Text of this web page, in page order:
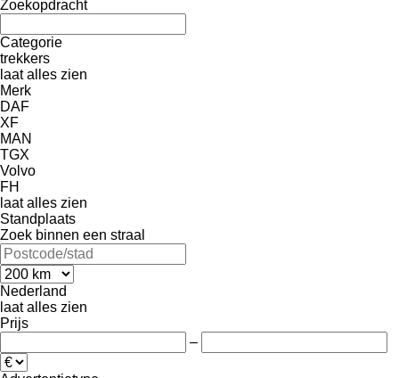
Zoekopdracht
Categorie
trekkers
laat alles zien
Merk
DAF
XF
MAN
TGX
Volvo
FH
laat alles zien
Standplaats
Zoek binnen een straal
Nederland
laat alles zien
Prijs
–